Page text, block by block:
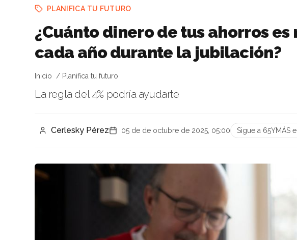
PLANIFICA TU FUTURO
¿Cuánto dinero de tus ahorros
cada año durante la jubilación?
Inicio Planifica tu futuro
La regla del 4% podría ayudarte
Cerlesky Pérez 05 de de octubre de 2025, 05:00 Sigue a 65YMÁS